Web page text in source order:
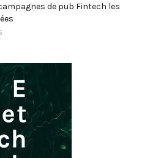
de pub Fintech les